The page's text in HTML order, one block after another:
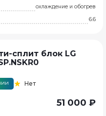
охлаждение и обогрев
6.6
сплит блок LG
Нет
51 000 ₽